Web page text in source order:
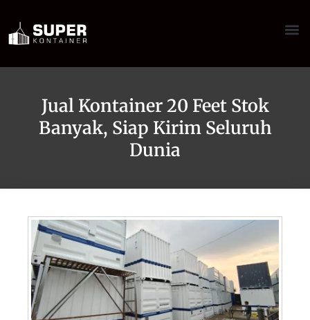
Jual Kontainer 20 Feet Stok
Banyak, Siap Kirim Seluruh
Dunia